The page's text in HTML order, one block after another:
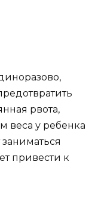
рвота,
веса у ребенка
привести к